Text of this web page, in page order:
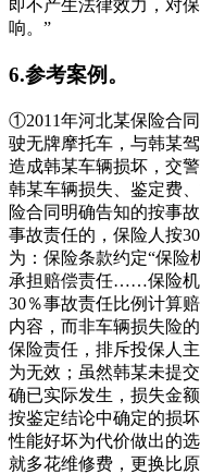
即不产生法律效力，对
响。”
6.参考案例。
①2011年河北某保险合
驶无牌摩托车，与韩某
造成韩某车辆损坏，交
韩某车辆损失、鉴定费
险合同明确告知的按事
事故责任的，保险人按
为：保险条款约定“保险
承担赔偿责任……保险机
30％事故责任比例计算
内容，而非车辆损失险
保险责任，排斥投保人
为无效；虽然韩某未提
确已实际发生，损失金
按鉴定结论中确定的损
性能好坏为代价做出的
就多花维修费，更换比